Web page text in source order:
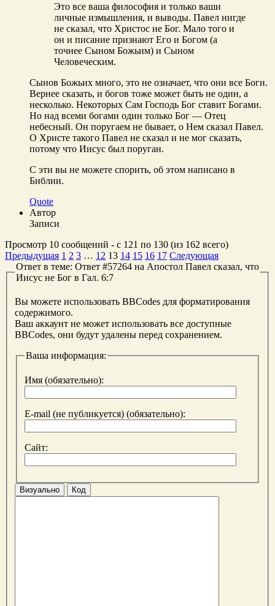
Это все ваша философия и только ваши
личные измышления, и выводы. Павел нигде
не сказал, что Христос не Бог. Мало того и
он и писание признают Его и Богом (а
точнее Сыном Божьим) и Сыном
Человеческим.
Сынов Божьих много, это не означает, что они все Боги.
Вернее сказать, и богов тоже может быть не один, а
несколько. Некоторых Сам Господь Бог ставит Богами.
Но над всеми богами один только Бог — Отец
небесный. Он поругаем не бывает, о Нем сказал Павел.
О Христе такого Павел не сказал и не мог сказать,
потому что Иисус был поруган.
С эти вы не можете спорить, об этом написано в
Библии.
Quote
Автор
Записи
Просмотр 10 сообщений - с 121 по 130 (из 162 всего)
Предыдущая 1 2 3 … 12 13 14 15 16 17 Следующая
Ответ в теме: Ответ #57264 на Апостол Павел сказал, что
Иисус не Бог в Гал. 6:7
Вы можете использовать BBCodes для форматирования
содержимого.
Ваш аккаунт не может использовать все доступные
BBCodes, они будут удалены перед сохранением.
Ваша информация:
Имя (обязательно):
E-mail (не публикуется) (обязательно):
Сайт:
Визуально Код